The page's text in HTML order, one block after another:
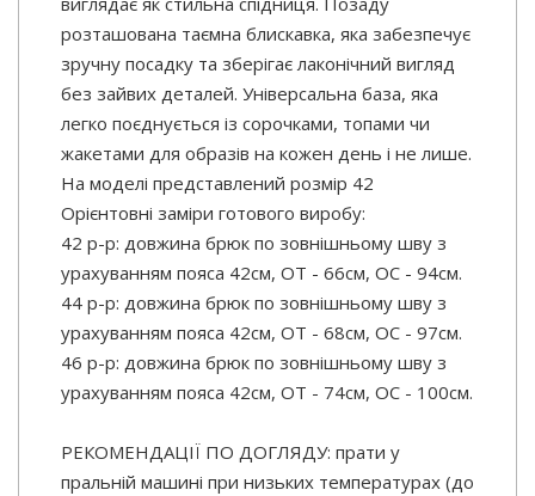
розташована таємна блискавка, яка забезпечує
зручну посадку та зберігає лаконічний вигляд
без зайвих деталей. Універсальна база, яка
легко поєднується із сорочками, топами чи
жакетами для образів на кожен день і не лише.
На моделі представлений розмір 42
Орієнтовні заміри готового виробу:
42 р-р: довжина брюк по зовнішньому шву з
урахуванням пояса 42см, ОТ - 66см, ОС - 94см.
44 р-р: довжина брюк по зовнішньому шву з
урахуванням пояса 42см, ОТ - 68см, ОС - 97см.
46 р-р: довжина брюк по зовнішньому шву з
урахуванням пояса 42см, ОТ - 74см, ОС - 100см.
РЕКОМЕНДАЦІЇ ПО ДОГЛЯДУ: прати у
пральній машині при низьких температурах (до